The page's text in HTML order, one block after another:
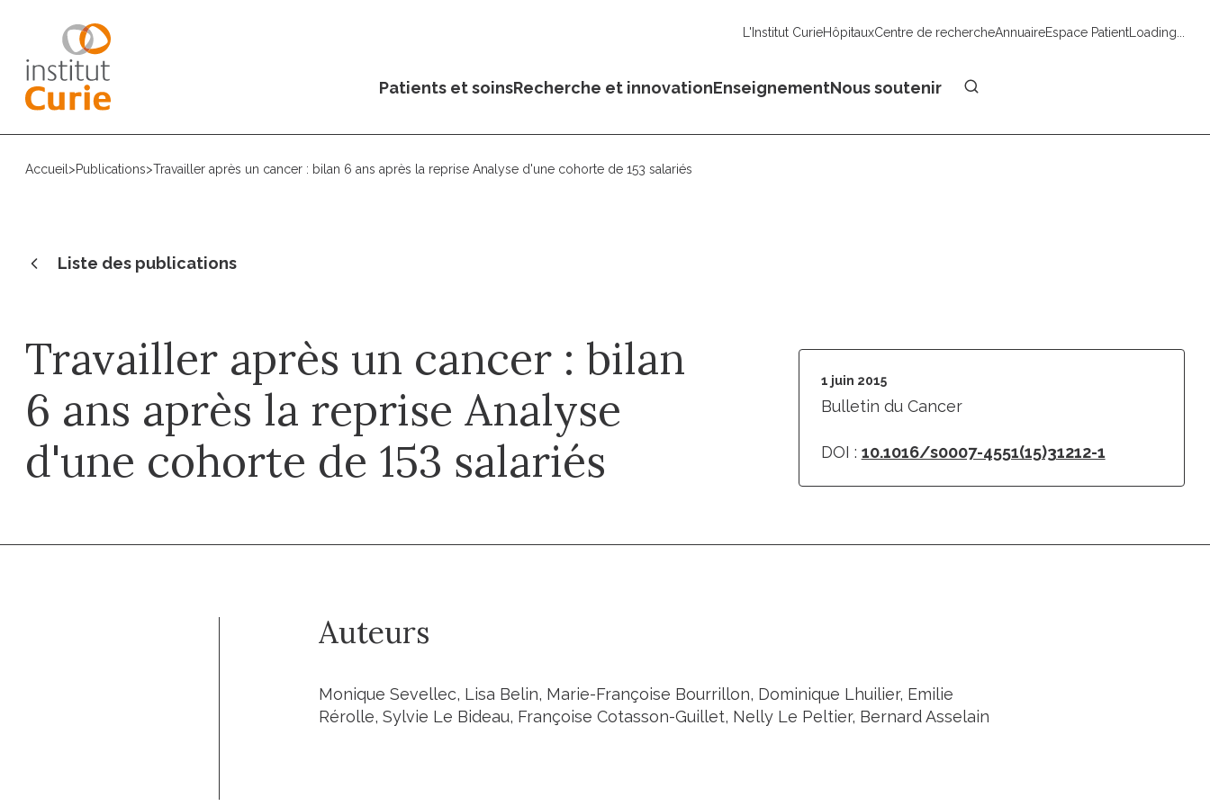
L'Institut CurieHôpitauxCentre de rechercheAnnuaireEspace PatientLoading...
Patients et soinsRecherche et innovationEnseignementNous soutenir
Accueil >Publications>Travailler après un cancer : bilan 6 ans après la reprise Analyse d'une cohorte de 153 salariés
Liste des publications
Travailler après un cancer : bilan
6 ans après la reprise Analyse
d'une cohorte de 153 salariés
1 juin 2015
Bulletin du Cancer
DOI : 10.1016/s0007-4551(15)31212-1
Auteurs
Monique Sevellec, Lisa Belin, Marie-Françoise Bourrillon, Dominique Lhuilier, Emilie
Rérolle, Sylvie Le Bideau, Françoise Cotasson-Guillet, Nelly Le Peltier, Bernard Asselain